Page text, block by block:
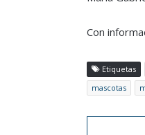
Con
Etiquetas
mascotas